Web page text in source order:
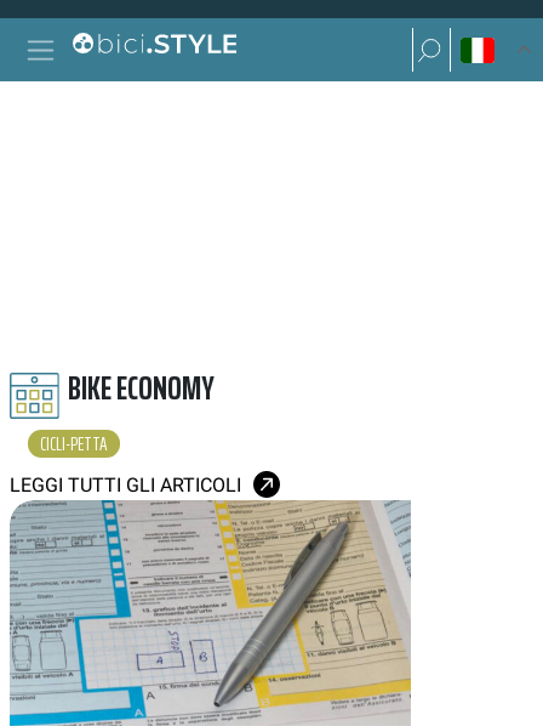
Vai al contenuto
Navigazione principale
Ricerca per:
Ricerca per:
BIKE ECONOMY
CICLI-PETTA
LEGGI TUTTI GLI ARTICOLI